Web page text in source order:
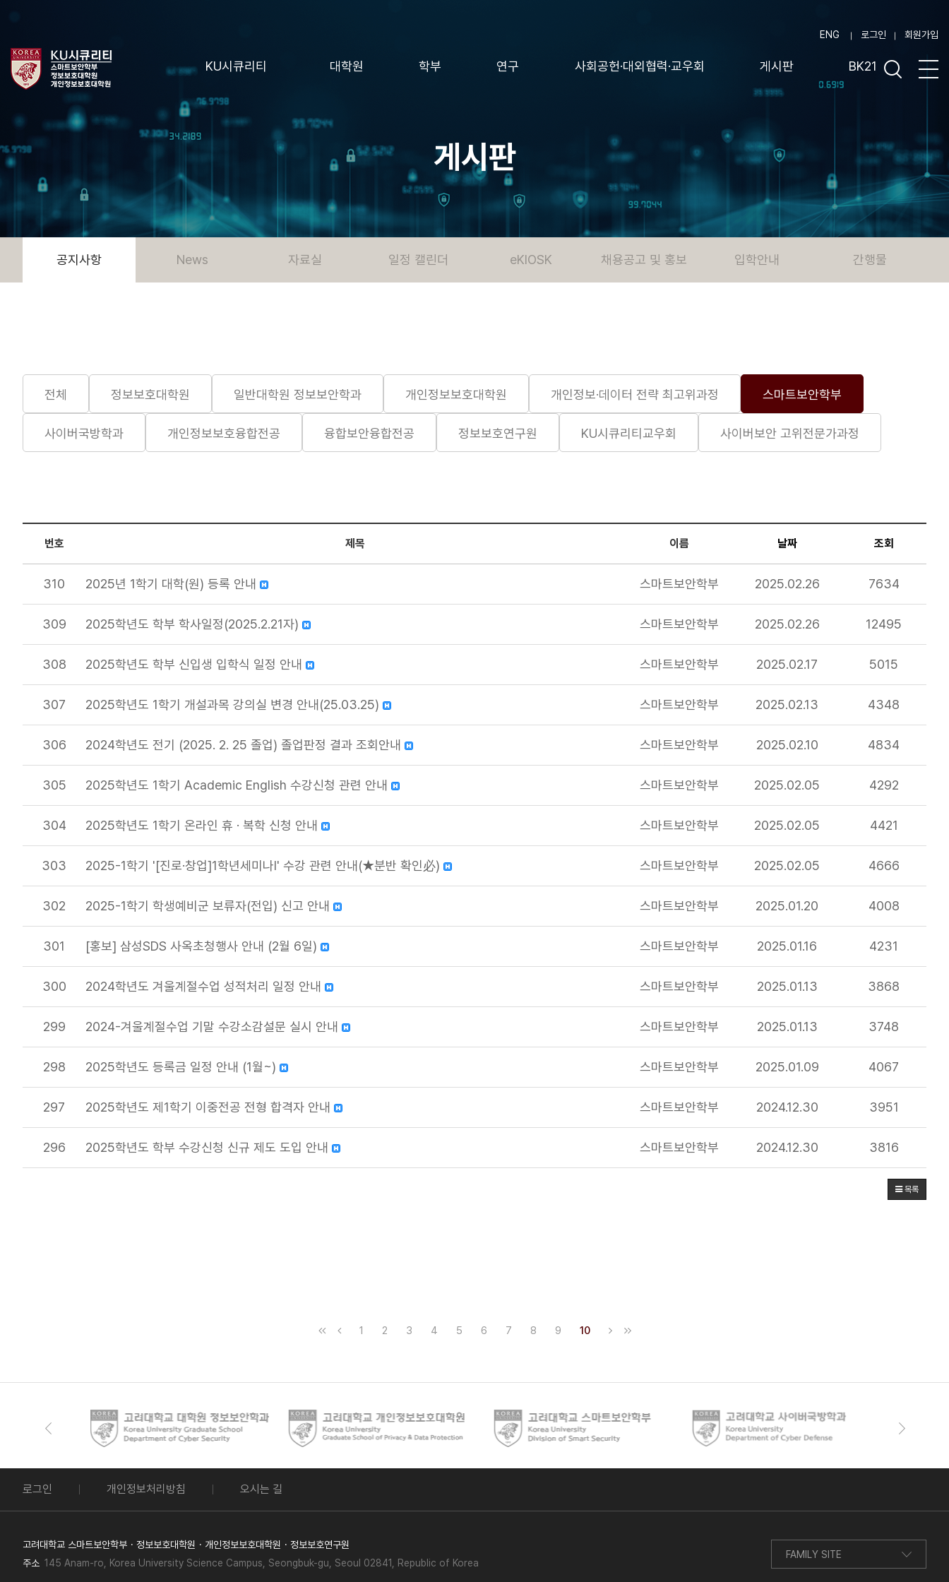
ENG 로그인 회원가입
KU시큐리티 대학원 학부 연구 사회공헌·대외협력·교우회 게시판 BK21
게시판
공지사항 News 자료실 일정 캘린더 eKIOSK 채용공고 및 홍보 입학안내 간행물
전체 정보보호대학원 일반대학원 정보보안학과 개인정보보호대학원 개인정보·데이터 전략 최고위과정 스마트보안학부
사이버국방학과 개인정보보호융합전공 융합보안융합전공 정보보호연구원 KU시큐리티교우회 사이버보안 고위전문가과정
번호 제목 이름 날짜 조회
310 2025년 1학기 대학(원) 등록 안내 스마트보안학부 2025.02.26 7634
309 2025학년도 학부 학사일정(2025.2.21자) 스마트보안학부 2025.02.26 12495
308 2025학년도 학부 신입생 입학식 일정 안내 스마트보안학부 2025.02.17 5015
307 2025학년도 1학기 개설과목 강의실 변경 안내(25.03.25) 스마트보안학부 2025.02.13 4348
306 2024학년도 전기 (2025. 2. 25 졸업) 졸업판정 결과 조회안내 스마트보안학부 2025.02.10 4834
305 2025학년도 1학기 Academic English 수강신청 관련 안내 스마트보안학부 2025.02.05 4292
304 2025학년도 1학기 온라인 휴 · 복학 신청 안내 스마트보안학부 2025.02.05 4421
303 2025-1학기 '[진로·창업]1학년세미나I' 수강 관련 안내(★분반 확인必) 스마트보안학부 2025.02.05 4666
302 2025-1학기 학생예비군 보류자(전입) 신고 안내 스마트보안학부 2025.01.20 4008
301 [홍보] 삼성SDS 사옥초청행사 안내 (2월 6일) 스마트보안학부 2025.01.16 4231
300 2024학년도 겨울계절수업 성적처리 일정 안내 스마트보안학부 2025.01.13 3868
299 2024-겨울계절수업 기말 수강소감설문 실시 안내 스마트보안학부 2025.01.13 3748
298 2025학년도 등록금 일정 안내 (1월~) 스마트보안학부 2025.01.09 4067
297 2025학년도 제1학기 이중전공 전형 합격자 안내 스마트보안학부 2024.12.30 3951
296 2025학년도 학부 수강신청 신규 제도 도입 안내 스마트보안학부 2024.12.30 3816
목록
1 2 3 4 5 6 7 8 9 10
로그인 개인정보처리방침 오시는 길
고려대학교 스마트보안학부 정보보호대학원 개인정보보호대학원
정보보호연구원
주소 145 Anam-ro, Korea University Science Campus, Seongbuk-gu, Seoul 02841, Republic of Korea